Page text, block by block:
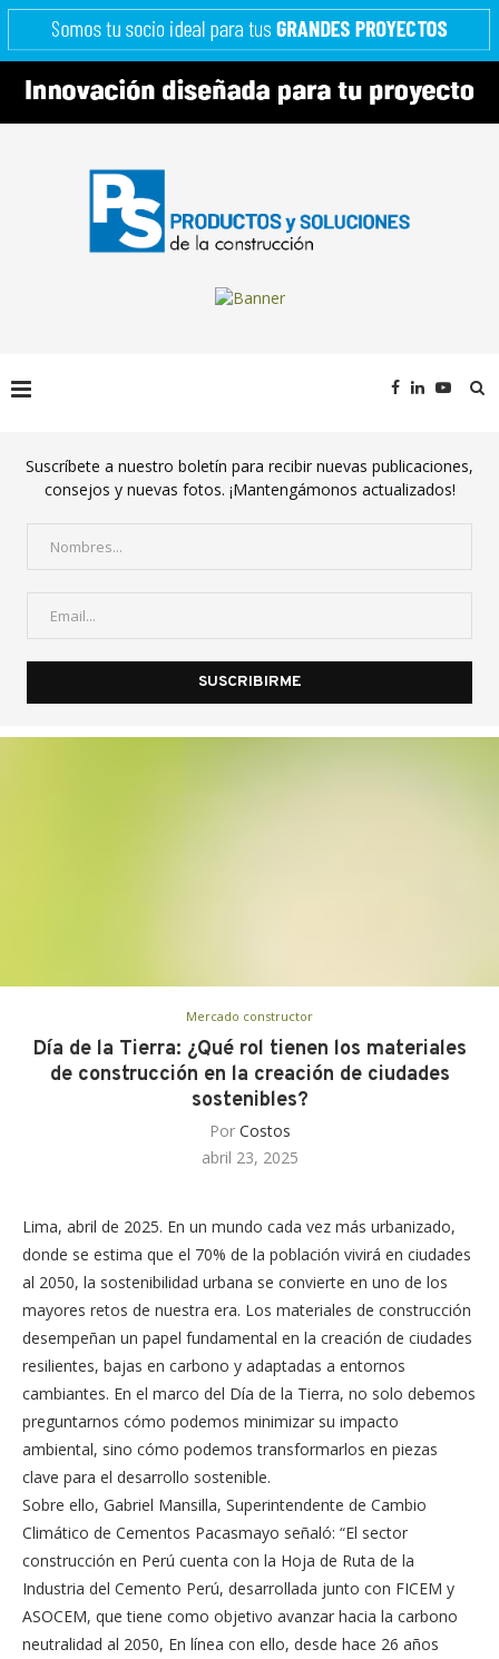
Suscríbete a nuestro boletín para recibir nuevas publicaciones,
consejos y nuevas fotos. ¡Mantengámonos actualizados!
Mercado constructor
Día de la Tierra: ¿Qué rol tienen los materiales
de construcción en la creación de ciudades
sostenibles?
Por Costos
abril 23, 2025
Lima, abril de 2025. En un mundo cada vez más urbanizado,
donde se estima que el 70% de la población vivirá en ciudades
al 2050, la sostenibilidad urbana se convierte en uno de los
mayores retos de nuestra era. Los materiales de construcción
desempeñan un papel fundamental en la creación de ciudades
resilientes, bajas en carbono y adaptadas a entornos
cambiantes. En el marco del Día de la Tierra, no solo debemos
preguntarnos cómo podemos minimizar su impacto
ambiental, sino cómo podemos transformarlos en piezas
clave para el desarrollo sostenible.
Sobre ello, Gabriel Mansilla, Superintendente de Cambio
Climático de Cementos Pacasmayo señaló: “El sector
construcción en Perú cuenta con la Hoja de Ruta de la
Industria del Cemento Perú, desarrollada junto con FICEM y
ASOCEM, que tiene como objetivo avanzar hacia la carbono
neutralidad al 2050, En línea con ello, desde hace 26 años